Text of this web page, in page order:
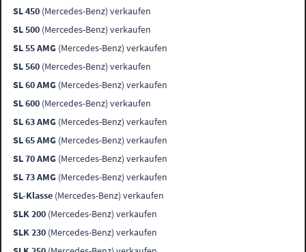
SL 450 (Mercedes-Benz) verkaufen
SL 500 (Mercedes-Benz) verkaufen
SL 55 AMG (Mercedes-Benz) verkaufen
SL 560 (Mercedes-Benz) verkaufen
SL 60 AMG (Mercedes-Benz) verkaufen
SL 600 (Mercedes-Benz) verkaufen
SL 63 AMG (Mercedes-Benz) verkaufen
SL 65 AMG (Mercedes-Benz) verkaufen
SL 70 AMG (Mercedes-Benz) verkaufen
SL 73 AMG (Mercedes-Benz) verkaufen
SL-Klasse (Mercedes-Benz) verkaufen
SLK 200 (Mercedes-Benz) verkaufen
SLK 230 (Mercedes-Benz) verkaufen